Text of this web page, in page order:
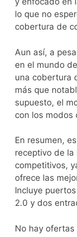
lo que no
cobertura de
Aun así, a
en el mundo
una cobertura
más que
supuesto, el
con los modos
En resumen,
receptivo de
competitivos,
ofrece las
Incluye
2.0 y dos
No hay